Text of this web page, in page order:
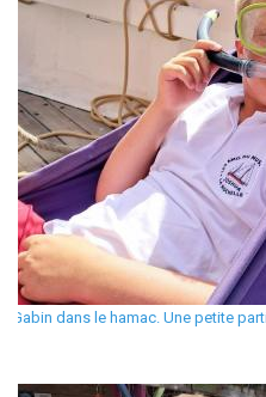
Gabin dans le hamac. Une petite